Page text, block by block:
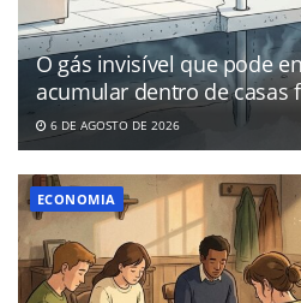
O gás invisível que pode
acumular dentro de casas
6 DE AGOSTO DE 2026
ECONOMIA